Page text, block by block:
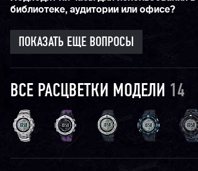
библиотеке, аудитории или офисе?
ПОКАЗАТЬ ЕЩЕ ВОПРОСЫ
ВСЕ РАСЦВЕТКИ МОДЕЛИ 14